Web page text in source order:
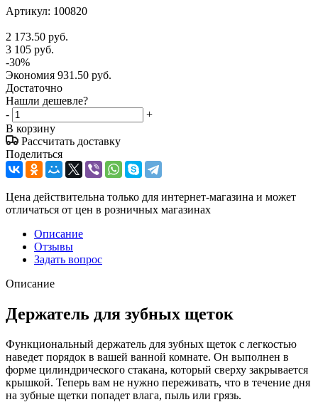
Артикул: 100820
2 173.50 руб.
3 105 руб.
-30%
Экономия 931.50 руб.
Достаточно
Нашли дешевле?
-
+
В корзину
Рассчитать доставку
Поделиться
Цена действительна только для интернет-магазина и может
отличаться от цен в розничных магазинах
Описание
Отзывы
Задать вопрос
Описание
Держатель для зубных щеток
Функциональный держатель для зубных щеток с легкостью
наведет порядок в вашей ванной комнате. Он выполнен в
форме цилиндрического стакана, который сверху закрывается
крышкой. Теперь вам не нужно переживать, что в течение дня
на зубные щетки попадет влага, пыль или грязь.